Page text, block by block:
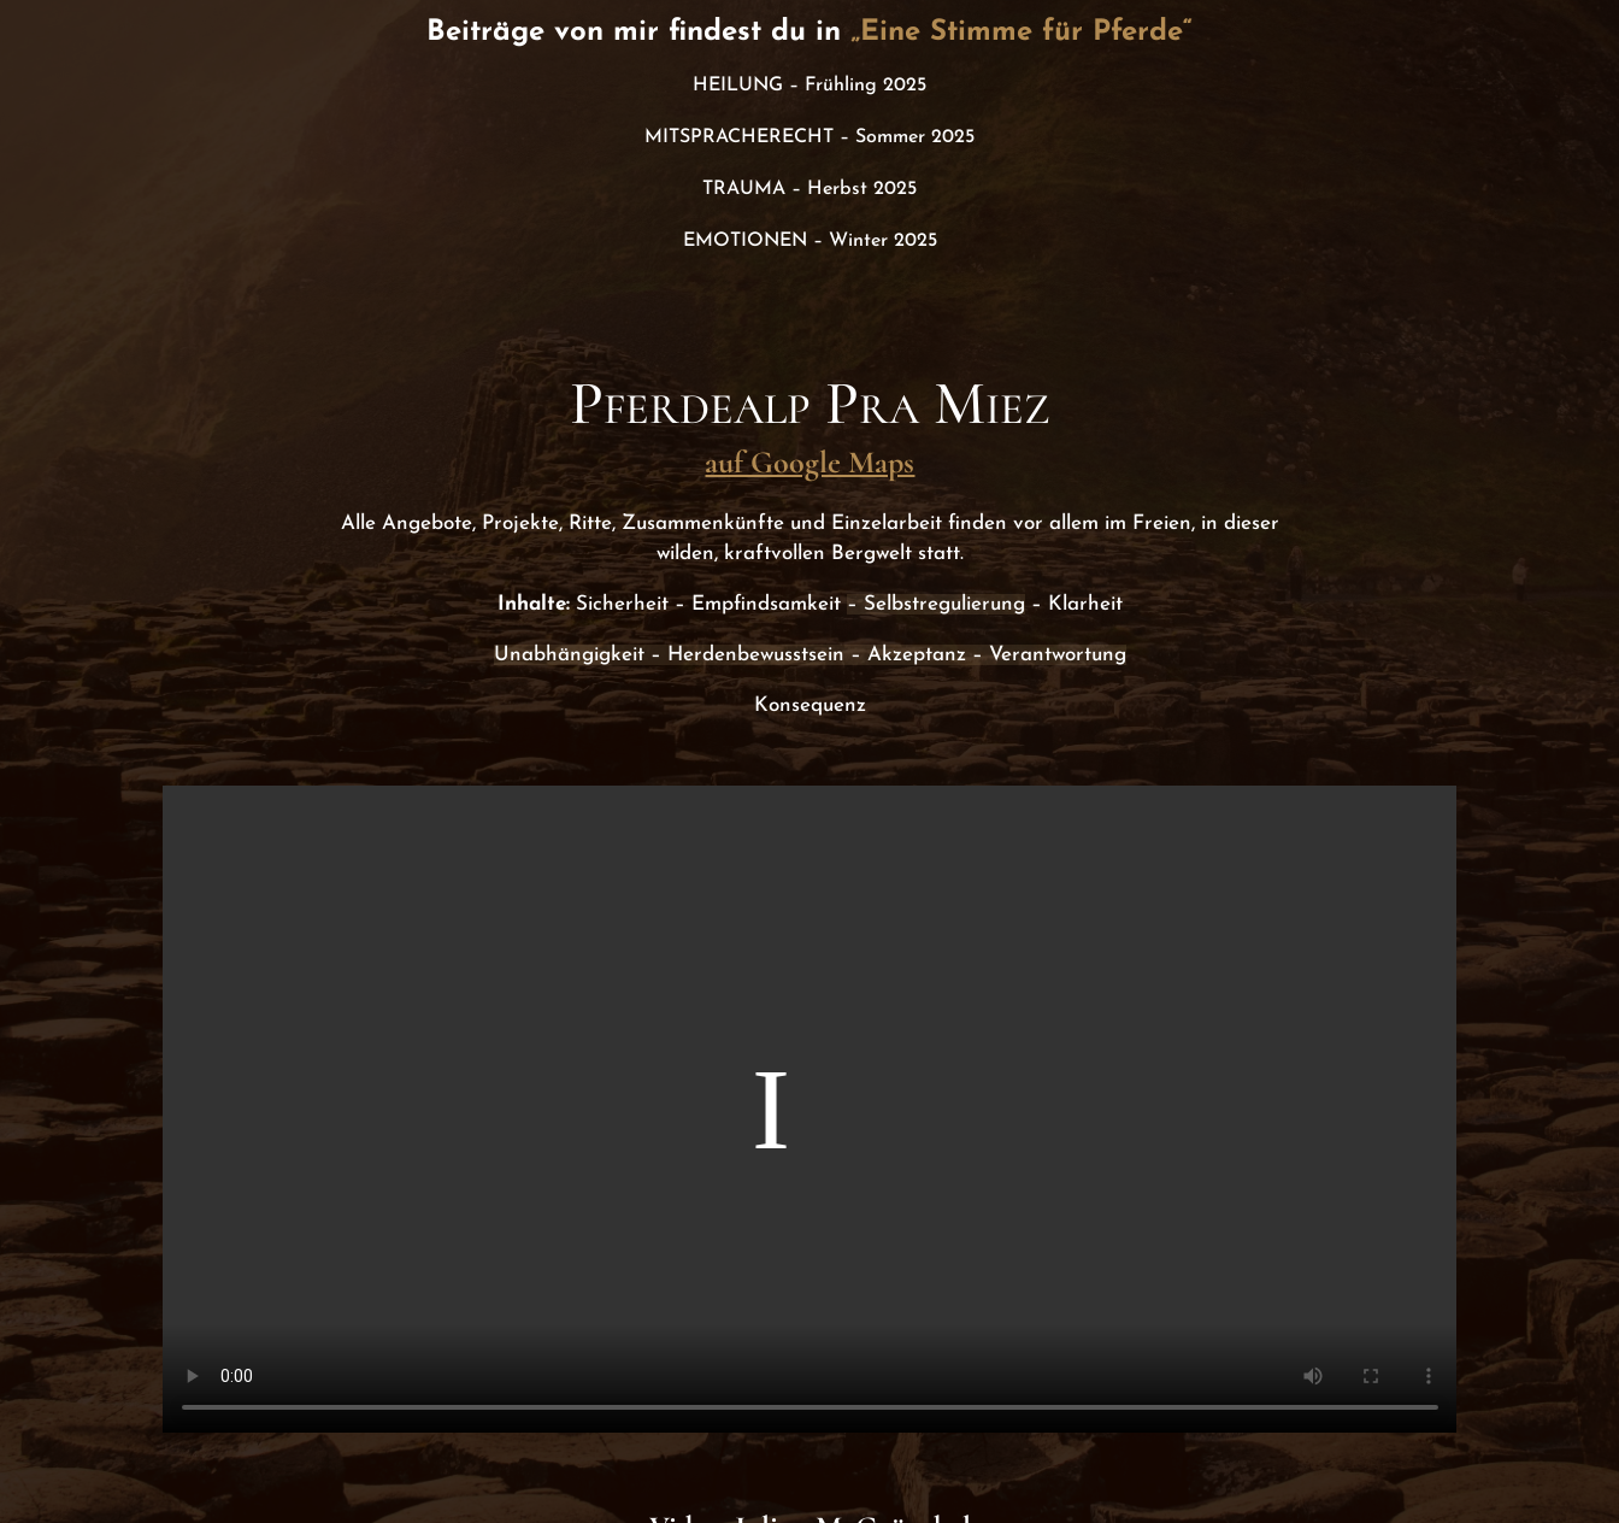
Beiträge von mir findest du in„Eine Stimme für Pferde“
HEILUNG – Frühling 2025
MITSPRACHERECHT – Sommer 2025
TRAUMA – Herbst 2025
EMOTIONEN – Winter 2025
Pferdealp Pra Miez
auf Google Maps
Alle Angebote, Projekte, Ritte, Zusammenkünfte und Einzelarbeit finden vor allem im Freien, in dieser
wilden, kraftvollen Bergwelt statt.
Inhalte:Sicherheit – Empfindsamkeit– Selbstregulierung – Klarheit
Unabhängigkeit – Herdenbewusstsein – Akzeptanz –Verantwortung
Konsequenz